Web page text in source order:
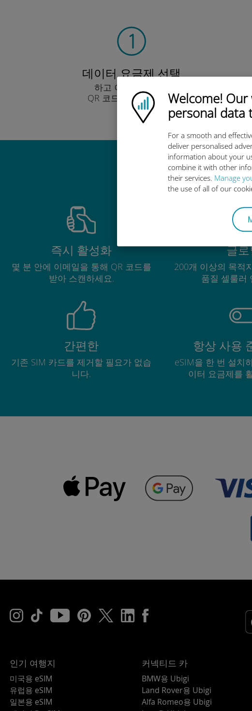
Ubigi logo
Welcome!
personal data
For a smooth and
deliver personalised
information about your
combine it with other
their services. Manage
the use of all of our
데이터 요금제 선택
하고 이메일을 통해
QR 코드로 받아보세요.
빨리!
유비
즉시 활성화
몇 분 안에 이메일을 통해 QR 코드를
받아 스캔하세요.
글
200개 이상의 목적
품질 셀룰러
간편한
기존 SIM 카드를 제거할 필요가 없습
니다.
항상 사용
eSIM을 한 번 설치
이터 요금제를
인기 여행지
미국용 eSIM
유럽용 eSIM
일본용 eSIM
커넥티드 카
BMW용 Ubigi
Land Rover용 Ubigi
Alfa Romeo용 Ubigi